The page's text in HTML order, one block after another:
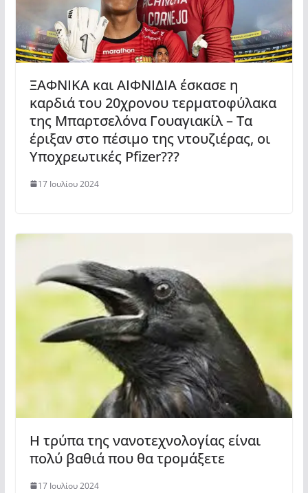
ΞΑΦΝΙΚΑ και ΑΙΦΝΙΔΙΑ έσκασε η
καρδιά του 20χρονου τερματοφύλακα
της Μπαρτσελόνα Γουαγιακίλ – Τα
έριξαν στο πέσιμο της ντουζιέρας, οι
Υποχρεωτικές Pfizer???
17 Ιουλίου 2024
Η τρύπα της νανοτεχνολογίας είναι
πολύ βαθιά που θα τρομάξετε
17 Ιουλίου 2024